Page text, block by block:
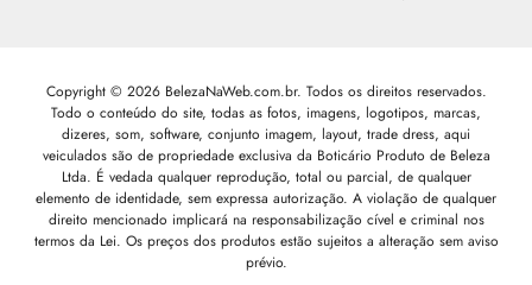
Copyright © 2026 BelezaNaWeb.com.br. Todos os direitos reservados.
Todo o conteúdo do site, todas as fotos, imagens, logotipos, marcas,
dizeres, som, software, conjunto imagem, layout, trade dress, aqui
veiculados são de propriedade exclusiva da Boticário Produto de Beleza
Ltda. É vedada qualquer reprodução, total ou parcial, de qualquer
elemento de identidade, sem expressa autorização. A violação de qualquer
direito mencionado implicará na responsabilização cível e criminal nos
termos da Lei. Os preços dos produtos estão sujeitos a alteração sem aviso
prévio.